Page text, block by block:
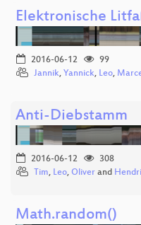
Elektronische
2016-06-12
99
Jannik, Yannick, Leo,
Anti-Diebstamm
2016-06-12
308
Tim, Leo, Oliver and
Math.random()